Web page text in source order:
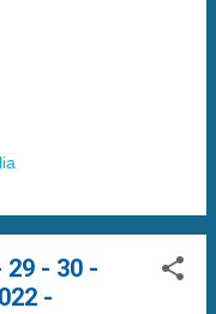
29 - 30 -
-